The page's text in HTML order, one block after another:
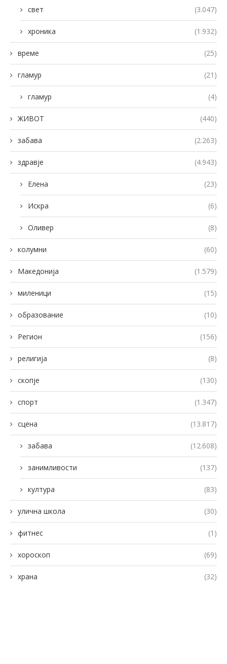
свет (3.047)
хроника (1.932)
време (25)
гламур (21)
гламур (4)
ЖИВОТ (440)
забава (2.263)
здравје (4.943)
Елена (23)
Искра (6)
Оливер (8)
колумни (60)
Македонија (1.579)
миленици (15)
образование (10)
Регион (156)
религија (8)
скопје (130)
спорт (1.347)
сцена (13.817)
забава (12.608)
занимливости (137)
култура (83)
улична школа (30)
фитнес (1)
хороскоп (69)
храна (32)